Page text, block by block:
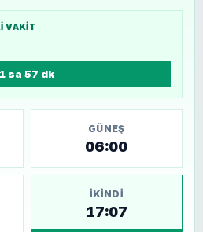
VAKIT
1 sa 57 dk
GÜNEŞ
06:00
İKINDI
17:07